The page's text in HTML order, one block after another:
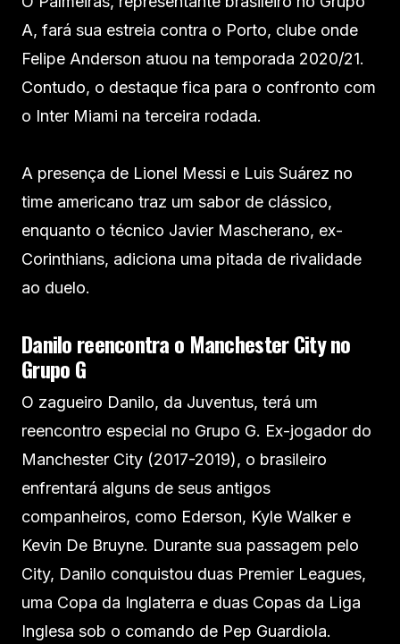
A, fará sua estreia contra o Porto, clube onde
Felipe Anderson atuou na temporada 2020/21.
Contudo, o destaque fica para o confronto com
o Inter Miami na terceira rodada.
A presença de Lionel Messi e Luis Suárez no
time americano traz um sabor de clássico,
enquanto o técnico Javier Mascherano, ex-
Corinthians, adiciona uma pitada de rivalidade
ao duelo.
Danilo reencontra o Manchester City no
Grupo G
O zagueiro Danilo, da Juventus, terá um
reencontro especial no Grupo G. Ex-jogador do
Manchester City (2017-2019), o brasileiro
enfrentará alguns de seus antigos
companheiros, como Ederson, Kyle Walker e
Kevin De Bruyne. Durante sua passagem pelo
City, Danilo conquistou duas Premier Leagues,
uma Copa da Inglaterra e duas Copas da Liga
Inglesa sob o comando de Pep Guardiola.